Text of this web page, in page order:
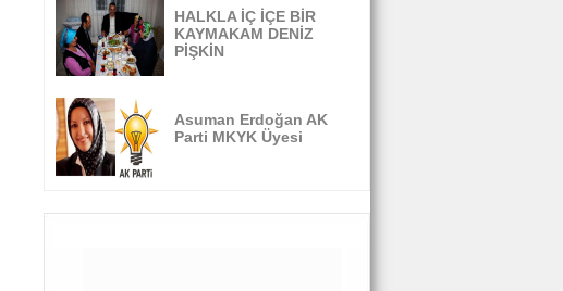
HALKLA İÇ İÇE BİR
KAYMAKAM DENİZ
PİŞKİN
Asuman Erdoğan AK
Parti MKYK Üyesi